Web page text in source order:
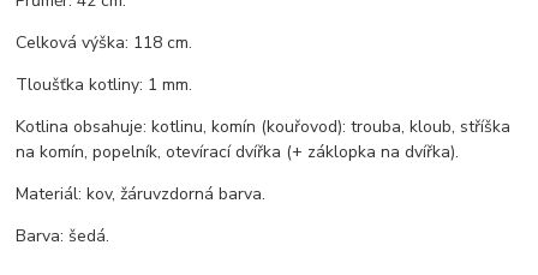
Celková výška: 118 cm.
Tloušťka kotliny: 1 mm.
Kotlina obsahuje: kotlinu, komín (kouřovod): trouba, kloub, stříška
na komín, popelník, otevírací dvířka (+ záklopka na dvířka).
Materiál: kov, žáruvzdorná barva.
Barva: šedá.